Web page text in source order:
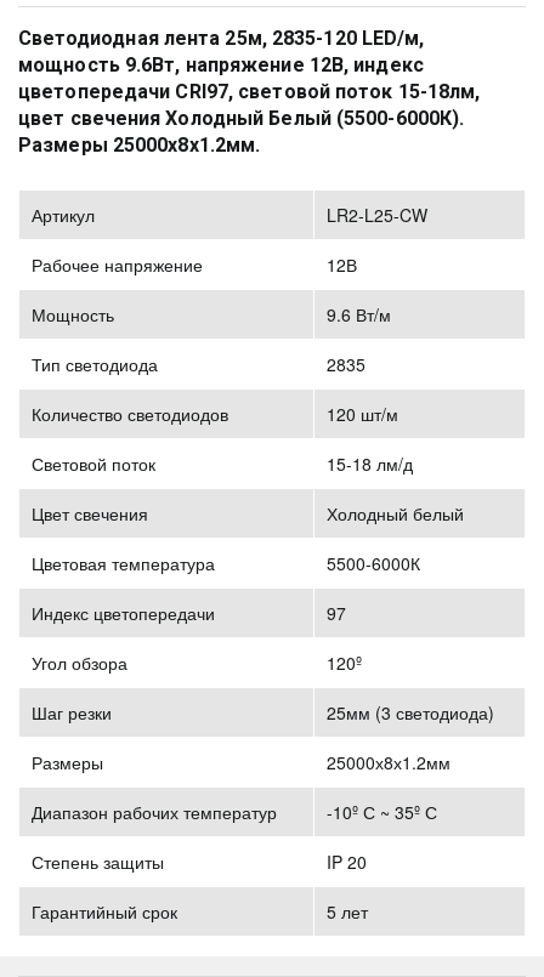
Cветодиодная лента 25м, 2835-120 LED/м,
мощность 9.6Вт, напряжение 12В, индекс
цветопередачи CRI97, световой поток 15-18лм,
цвет свечения Холодный Белый (5500-6000К).
Размеры 25000х8х1.2мм.
Артикул LR2-L25-CW
Рабочее напряжение 12В
Мощность 9.6 Вт/м
Тип светодиода 2835
Количество светодиодов 120 шт/м
Световой поток 15-18 лм/д
Цвет свечения Холодный белый
Цветовая температура 5500-6000К
Индекс цветопередачи 97
Угол обзора 120º
Шаг резки 25мм (3 светодиода)
Размеры 25000х8х1.2мм
Диапазон рабочих температур -10º С ~ 35º С
Степень защиты IP 20
Гарантийный срок 5 лет